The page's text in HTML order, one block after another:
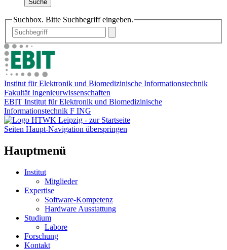
Suche
Suchbox. Bitte Suchbegriff eingeben.
Institut für Elektronik und Biomedizinische Informationstechnik
Fakultät Ingenieurwissenschaften
EBIT Institut für Elektronik und Biomedizinische
Informationstechnik F ING
Seiten Haupt-Navigation überspringen
Hauptmenü
Institut
Mitglieder
Expertise
Software-Kompetenz
Hardware Ausstattung
Studium
Labore
Forschung
Kontakt